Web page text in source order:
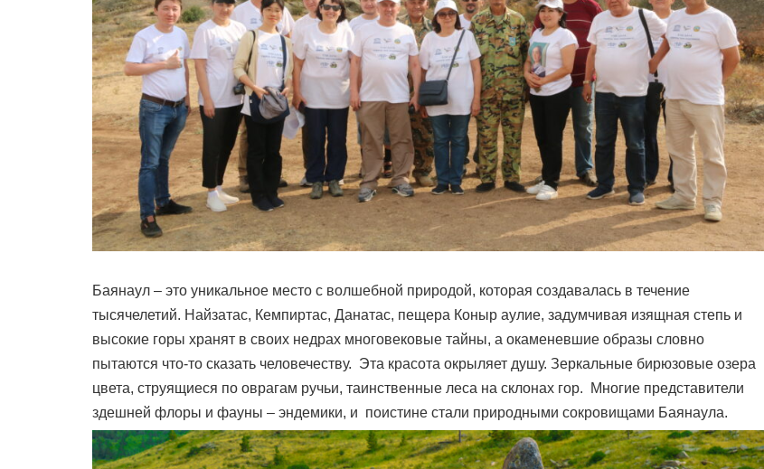
Баянаул – это уникальное место с волшебной природой, которая создавалась в течение
тысячелетий. Найзатас, Кемпиртас, Данатас, пещера Коныр аулие, задумчивая изящная степь и
высокие горы хранят в своих недрах многовековые тайны, а окаменевшие образы словно
пытаются что-то сказать человечеству. Эта красота окрыляет душу. Зеркальные бирюзовые озера
цвета, струящиеся по оврагам ручьи, таинственные леса на склонах гор. Многие представители
здешней флоры и фауны – эндемики, и поистине стали природными сокровищами Баянаула.